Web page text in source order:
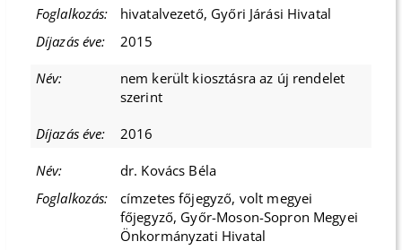
hivatalvezető, Győri Járási Hivatal
2015
nem került kiosztásra az új rendelet
szerint
2016
dr. Kovács Béla
címzetes főjegyző, volt megyei
főjegyző, Győr-Moson-Sopron Megyei
Önkormányzati Hivatal